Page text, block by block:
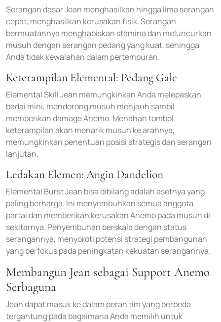
Serangan dasar Jean menghasilkan hingga lima serangan
cepat, menghasilkan kerusakan fisik. Serangan
bermuatannya menghabiskan stamina dan meluncurkan
musuh dengan serangan pedang yang kuat, sehingga
Anda tidak kewalahan dalam pertempuran.
Keterampilan Elemental: Pedang Gale
Elemental Skill Jean memungkinkan Anda melepaskan
badai mini, mendorong musuh menjauh sambil
memberikan damage Anemo. Menahan tombol
keterampilan akan menarik musuh ke arahnya,
memungkinkan penentuan posisi strategis dan serangan
lanjutan.
Ledakan Elemen: Angin Dandelion
Elemental Burst Jean bisa dibilang adalah asetnya yang
paling berharga. Ini menyembuhkan semua anggota
partai dan memberikan kerusakan Anemo pada musuh di
sekitarnya. Penyembuhan berskala dengan status
serangannya, menyoroti potensi strategi pembangunan
yang berfokus pada peningkatan kekuatan serangannya.
Membangun Jean sebagai Support Anemo
Serbaguna
Jean dapat masuk ke dalam peran tim yang berbeda
tergantung pada bagaimana Anda memilih untuk